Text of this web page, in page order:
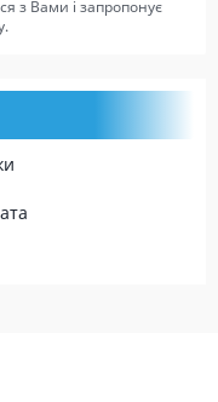
з Вами і запропонує